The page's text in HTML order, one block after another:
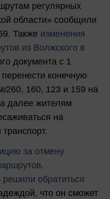
регулярных
области» сообщили
Также изменения
из Волжского в
документа с 1
конечную
160, 123 и 159 на
далее жителям
на
за отмену
.
решили обратиться
что он сможет